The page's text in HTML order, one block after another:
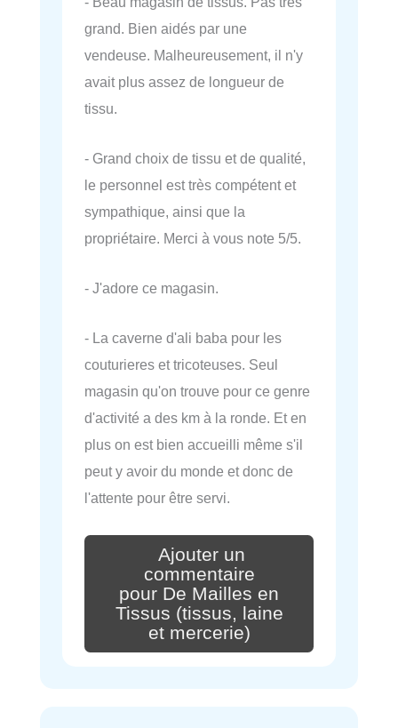
grand. Bien aidés par une
vendeuse. Malheureusement, il n'y
avait plus assez de longueur de
tissu.
- Grand choix de tissu et de qualité,
le personnel est très compétent et
sympathique, ainsi que la
propriétaire. Merci à vous note 5/5.
- J'adore ce magasin.
- La caverne d'ali baba pour les
couturieres et tricoteuses. Seul
magasin qu'on trouve pour ce genre
d'activité a des km à la ronde. Et en
plus on est bien accueilli même s'il
peut y avoir du monde et donc de
l'attente pour être servi.
Ajouter un
commentaire
pour De Mailles en
Tissus (tissus, laine
et mercerie)